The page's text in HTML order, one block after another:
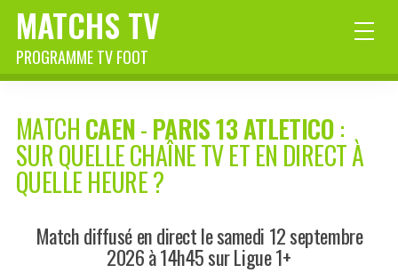
MATCHS TV
PROGRAMME TV FOOT
MATCHCAEN-PARIS 13 ATLETICO:
SUR QUELLE CHAÎNE TV ET EN DIRECT À
QUELLE HEURE ?
Match diffusé en direct le samedi 12 septembre
2026 à 14h45 sur Ligue 1+